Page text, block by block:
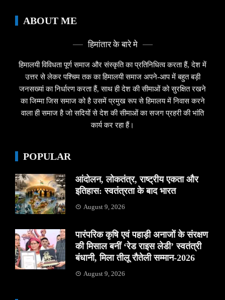
ABOUT ME
हिमांतार के बारे मे
हिमालयी विविधता पूर्ण समाज और संस्कृति का प्रतिनिधित्व करता हैं, देश में
उत्तर से लेकर पश्चिम तक का हिमालयी समाज अपने-आप में बहुत बड़ी
जनसख्यां का निर्धारण करता हैं, साथ ही देश की सीमाओं को सुरक्षित रखने
का जिम्मा जिस समाज को है उसमें प्रमुख रूप से हिमालय में निवास करने
वाला ही समाज है जो सदियों से देश की सीमाओं का सजग प्रहरी की भांति
कार्य कर रहा हैं।
POPULAR
आंदोलन, लोकतंत्र, राष्ट्रीय एकता और
इतिहास: स्वतंत्रता के बाद भारत
August 9, 2026
पारंपरिक कृषि एवं पहाड़ी अनाजों के संरक्षण
की मिसाल बनीं ‘रेड राइस लेडी’ स्वतंत्री
बंधानी, मिला तीलू रौतेली सम्मान-2026
August 9, 2026